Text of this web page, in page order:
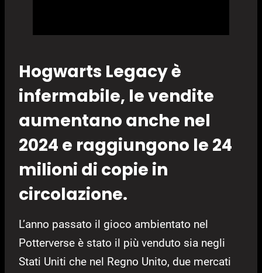
Hogwarts Legacy è
infermabile, le vendite
aumentano anche nel
2024 e raggiungono le 24
milioni di copie in
circolazione.
L’anno passato il gioco ambientato nel
Potterverse è stato il più venduto sia negli
Stati Uniti che nel Regno Unito, due mercati